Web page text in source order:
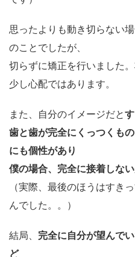
思ったよりも動き切らない
のことでしたが、
切らずに矯正を行いました
少し心配ではあります。
また、自分のイメージだと
歯と歯が完全にくっつくも
にも個性があり
僕の場合、完全に接着しない
（実際、最後のほうはすき
んでした。。）
結局、 完全に自分が望んで
ど